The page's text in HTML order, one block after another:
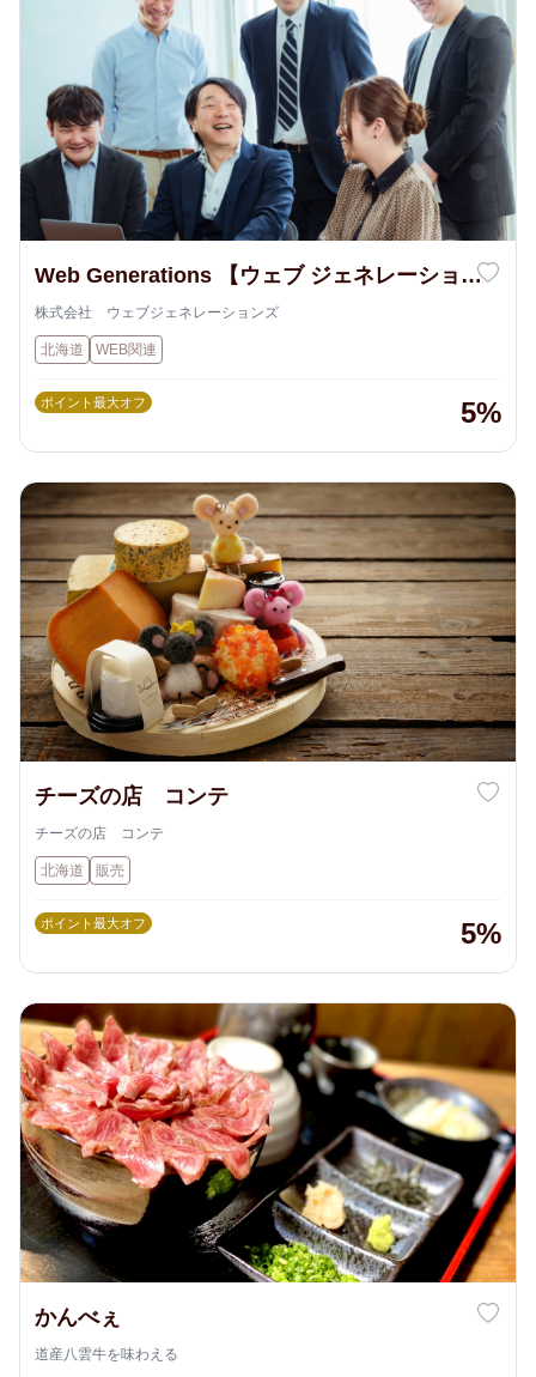
Web Generations 【ウェブ ジェネレーション
ズ】
株式会社 ウェブジェネレーションズ
北海道 WEB関連
ポイント最大オフ 5%
チーズの店 コンテ
チーズの店 コンテ
北海道 販売
ポイント最大オフ 5%
かんべぇ
道産八雲牛を味わえる